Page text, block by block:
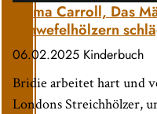
Emma Carroll, Das
Schwefelhölzern
06.02.2025 Kinderbuch
Bridie arbeitet hart und
Londons Streichhölzer,